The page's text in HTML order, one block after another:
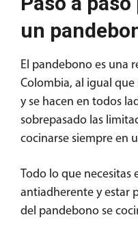
un
El pandebono es una
Colombia, al igual que
y se hacen en todos
sobrepasado las
cocinarse siempre en
Todo lo que necesitas
antiadherente y estar
del pandebono se